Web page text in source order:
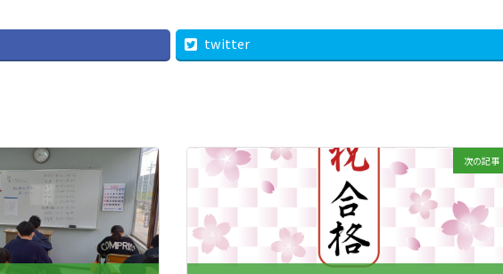
twitter
次の記事